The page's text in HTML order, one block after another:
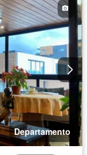
Departamento